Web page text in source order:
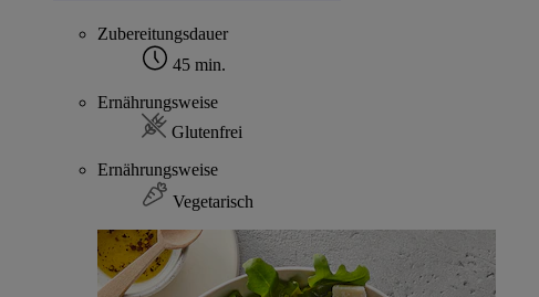
Zubereitungsdauer
45 min.
Ernährungsweise
Glutenfrei
Ernährungsweise
Vegetarisch